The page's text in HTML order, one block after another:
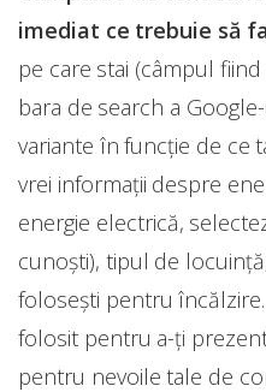
imediat ce trebuie să
pe care stai (câmpul
bara de search a
variante în funcție de ce
vrei informații despre
energie electrică,
cunoști), tipul de
folosești pentru
folosit pentru a-ți
pentru nevoile tale de